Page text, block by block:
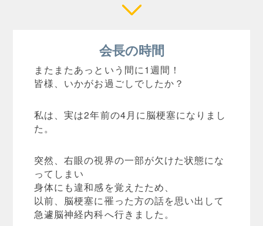
会長の時間
またまたあっという間に1週間！
皆様、いかがお過ごしでしたか？
私は、実は2年前の4月に脳梗塞になりまし
た。
突然、右眼の視界の一部が欠けた状態にな
ってしまい
身体にも違和感を覚えたため、
以前、脳梗塞に罹った方の話を思い出して
急遽脳神経内科へ行きました。